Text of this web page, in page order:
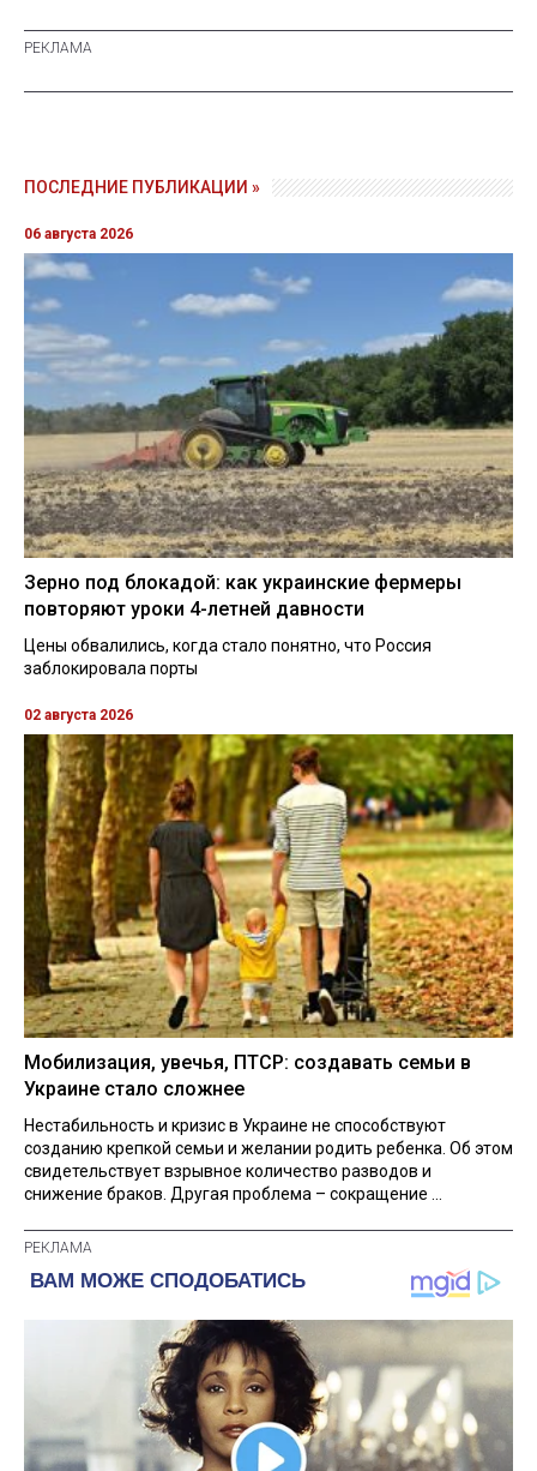
ПОСЛЕДНИЕ ПУБЛИКАЦИИ »
06 августа 2026
Зерно под блокадой: как украинские фермеры
повторяют уроки 4-летней давности
Цены обвалились, когда стало понятно, что Россия
заблокировала порты
02 августа 2026
Мобилизация, увечья, ПТСР: создавать семьи в
Украине стало сложнее
Нестабильность и кризис в Украине не способствуют
созданию крепкой семьи и желании родить ребенка. Об этом
свидетельствует взрывное количество разводов и
снижение браков. Другая проблема – сокращение ...